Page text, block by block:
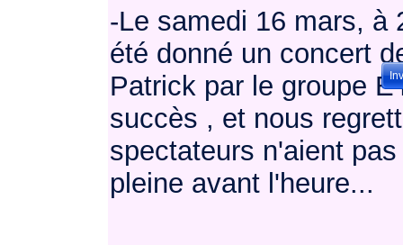
-Le samedi 16 mars, à
été donné un concert
Patrick par le groupe
succès , et nous
spectateurs n'aient
pleine avant l'heure...